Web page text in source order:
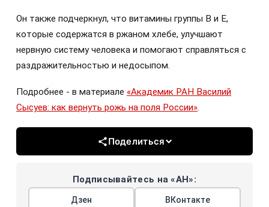
Он также подчеркнул, что витамины группы В и Е,
которые содержатся в ржаном хлебе, улучшают
нервную систему человека и помогают справляться с
раздражительностью и недосыпом.
Подробнее - в материале «Академик РАН Василий
Сысуев: как вернуть рожь на поля России».
Поделиться
Подписывайтесь на «АН»:
Дзен ВКонтакте